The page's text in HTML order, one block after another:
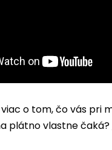
o tom, čo vás pri
plátno vlastne čaká?